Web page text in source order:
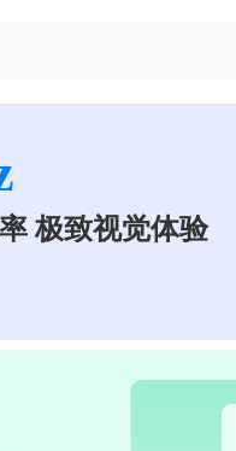
极致视觉体验